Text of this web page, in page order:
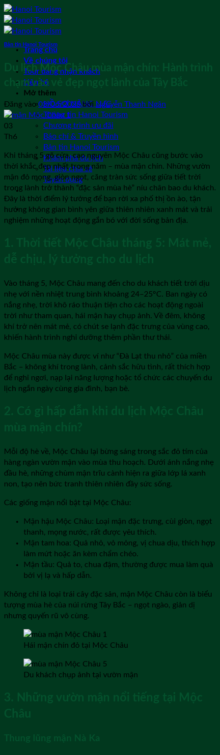
Bỏ
qua
nội
dung
Trang chủ
Về chúng tôi
Tour đang nhận khách
Liên hệ
Mở thêm
HỒ SƠ NĂNG LỰC
Thông tin Hanoi Tourism
Chương trình ưu đãi
Báo chí & Truyền hình
Bản tin Hanoi Tourism
Khám phá du lịch
Tài liệu chia sẻ
Tuyển dụng
Bản tin Hanoi Tourism
Du lịch Mộc Châu mùa mận chín: Hành trình
chạm vào vẻ đẹp ngọt lành của Tây Bắc
Đăng vào03/06/2025 bởi Nguyễn Thanh Ngân
03
Th6
Khi tháng 5 gõ cửa, cao nguyên Mộc Châu cũng bước vào
thời khắc đẹp nhất trong năm – mùa mận chín. Những vườn
mận đỏ mọng, giòn ngọt, căng tràn sức sống giữa tiết trời
trong lành trở thành “đặc sản mùa hè” níu chân bao du khách.
Đây là thời điểm lý tưởng để bạn rời xa phố thị ồn ào, tận
hưởng không gian bình yên giữa thiên nhiên xanh mát và trải
nghiệm những hoạt động gắn bó với đời sống bản địa.
1. Thời tiết Mộc Châu tháng 5: Mát mẻ,
dễ chịu, lý tưởng cho du lịch
Vào tháng 5, Mộc Châu mang đến cho du khách tiết trời dịu
nhẹ với nền nhiệt trung bình khoảng 24–25°C. Ban ngày có
nắng nhẹ, trời khô ráo thuận tiện cho các hoạt động ngoài
trời như tham quan, hái mận hay chụp ảnh. Về đêm, không
khí trở nên mát mẻ, có chút se lạnh đặc trưng của vùng cao,
khiến hành trình nghỉ dưỡng thêm phần thư thái.
Mộc Châu mùa này được ví như “Đà Lạt thu nhỏ” của miền
Bắc – không khí trong lành, cảnh sắc hữu tình, rất thích hợp
để nghỉ ngơi, nạp lại năng lượng hoặc tổ chức các chuyến du
lịch ngắn ngày cùng gia đình, bạn bè.
2. Có gì hấp dẫn khi du lịch Mộc Châu
mùa mận chín?
Mỗi độ hè về, Mộc Châu lại bừng sáng trong sắc đỏ tím của
hàng ngàn vườn mận vào mùa thu hoạch. Dưới ánh nắng nhẹ
đầu hè, những chùm mận trĩu cành hiện ra giữa lớp lá xanh
non, tạo nên bức tranh thiên nhiên đầy sức sống.
Các giống mận nổi bật tại Mộc Châu:
Mận hậu Mộc Châu: Loại mận đặc trưng, cùi giòn, ngọt
thanh, mọng nước, rất được yêu thích.
Mận tam hoa: Quả nhỏ, vỏ mỏng, vị chua dịu, thích hợp
làm mứt hoặc ăn kèm chẩm chéo.
Mận tầu: Quả to, chua đậm, thường được mua làm quà
bởi vị lạ và hấp dẫn.
Không chỉ là loại trái cây đặc sản, mận Mộc Châu còn là biểu
tượng mùa hè của núi rừng Tây Bắc – ngọt ngào, giản dị
nhưng quyến rũ vô cùng.
Hái mận chín đỏ tại Mộc Châu
Du khách chụp ảnh tại vườn mận
3. Những vườn mận nổi tiếng tại Mộc
Châu
Thung lũng mận Nà Ka